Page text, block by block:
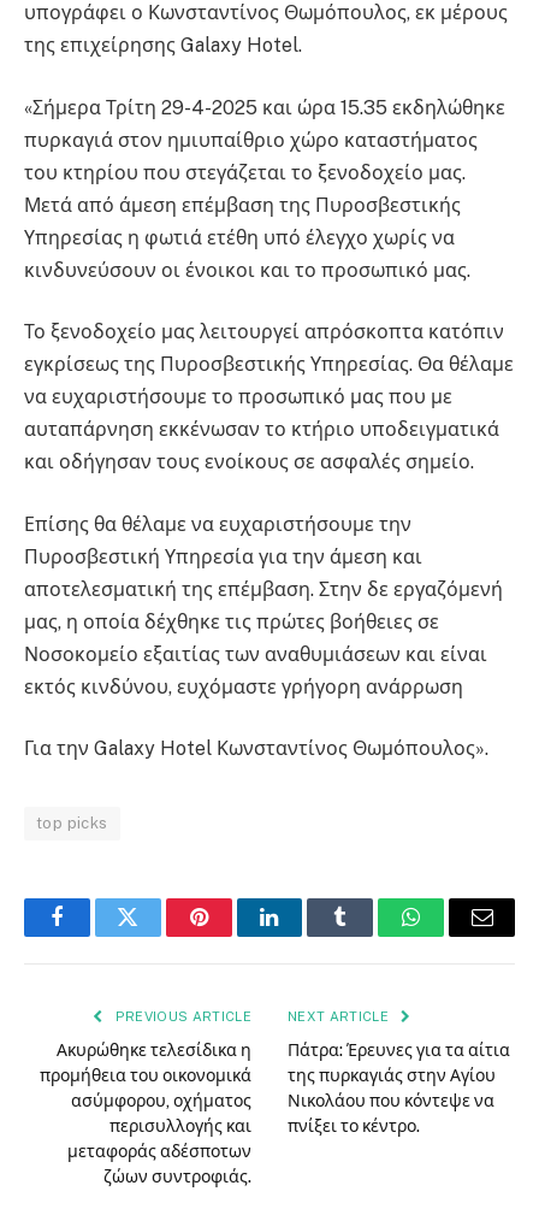
υπογράφει ο Κωνσταντίνος Θωμόπουλος, εκ μέρους
της επιχείρησης Galaxy Hotel.
«Σήμερα Τρίτη 29-4-2025 και ώρα 15.35 εκδηλώθηκε
πυρκαγιά στον ημιυπαίθριο χώρο καταστήματος
του κτηρίου που στεγάζεται το ξενοδοχείο μας.
Μετά από άμεση επέμβαση της Πυροσβεστικής
Υπηρεσίας η φωτιά ετέθη υπό έλεγχο χωρίς να
κινδυνεύσουν οι ένοικοι και το προσωπικό μας.
Το ξενοδοχείο μας λειτουργεί απρόσκοπτα κατόπιν
εγκρίσεως της Πυροσβεστικής Υπηρεσίας. Θα θέλαμε
να ευχαριστήσουμε το προσωπικό μας που με
αυταπάρνηση εκκένωσαν το κτήριο υποδειγματικά
και οδήγησαν τους ενοίκους σε ασφαλές σημείο.
Επίσης θα θέλαμε να ευχαριστήσουμε την
Πυροσβεστική Υπηρεσία για την άμεση και
αποτελεσματική της επέμβαση. Στην δε εργαζόμενή
μας, η οποία δέχθηκε τις πρώτες βοήθειες σε
Νοσοκομείο εξαιτίας των αναθυμιάσεων και είναι
εκτός κινδύνου, ευχόμαστε γρήγορη ανάρρωση
Για την Galaxy Hotel Κωνσταντίνος Θωμόπουλος».
top picks
FacebookTwitter PinterestLinkedInTumblr WhatsAppEmail
PREVIOUS ARTICLE
Ακυρώθηκε τελεσίδικα η
προμήθεια του οικονομικά
ασύμφορου, οχήματος
περισυλλογής και
μεταφοράς αδέσποτων
ζώων συντροφιάς.
NEXT ARTICLE
Πάτρα: Έρευνες για τα αίτια
της πυρκαγιάς στην Αγίου
Νικολάου που κόντεψε να
πνίξει το κέντρο.